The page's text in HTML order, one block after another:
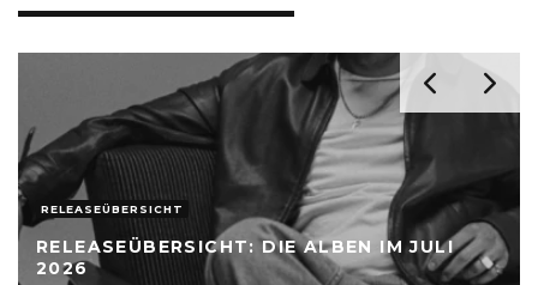
RELEASEÜBERSICHT
RELEASEÜBERSICHT: DIE ALBEN IM JULI
2026